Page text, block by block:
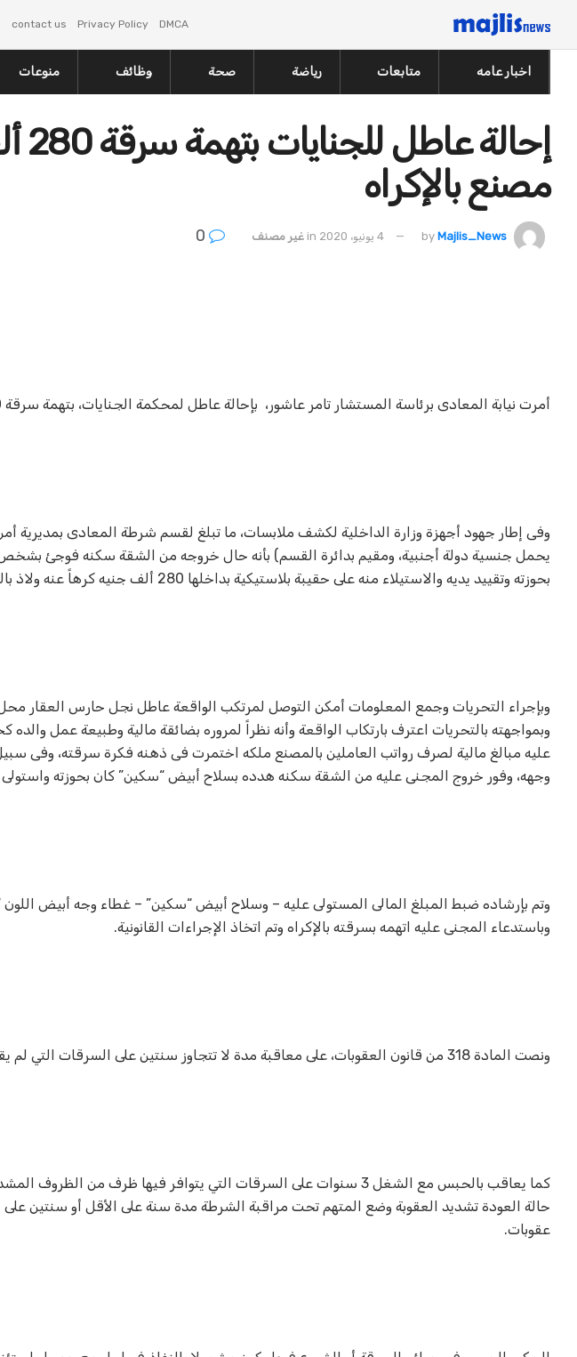
DMCA
Privacy Policy
contact us
اخبار عامه متابعات رياضة صحة وظائف منوعات
مصنع بالإكراه
by Majlis_News 4 يونيو، 2020 in غير مصنف
أمرت نيابة المعادى برئاسة المستشار تامر عاشور، بإحالة عاطل لمحكمة الجنايات، بتهمة سرقة 280 ألف جنيه من صاحب مصنع بالإكراه.
وفى إطار جهود أجهزة وزارة الداخلية لكشف ملابسات، ما تبلغ لقسم شرطة المعادى
يحمل جنسية دولة أجنبية، ومقيم بدائرة القسم) بأنه حال خروجه من الشقة سكنه فوجئ
بحوزته وتقييد يديه والاستيلاء منه على حقيبة بلاستيكية بداخلها 280 ألف جنيه كرهاً عنه ولاذ بالفرار.
وبإجراء التحريات وجمع المعلومات أمكن التوصل لمرتكب الواقعة عاطل نجل حارس العقار
وبمواجهته بالتحريات اعترف بارتكاب الواقعة وأنه نظراً لمروره بضائقة مالية وطبيعة عمل
عليه مبالغ مالية لصرف رواتب العاملين بالمصنع ملكه اختمرت فى ذهنه فكرة سرقته، وفى
وجهه، وفور خروج المجنى عليه من الشقة سكنه هدده بسلاح أبيض “سكين” كان بحوزته واستولى
وتم بإرشاده ضبط المبلغ المالى المستولى عليه – وسلاح أبيض “سكين” – غطاء وجه أبيض
وباستدعاء المجنى عليه اتهمه بسرقته بالإكراه وتم اتخاذ الإجراءات القانونية.
ونصت المادة 318 من قانون العقوبات، على معاقبة مدة لا تتجاوز سنتين على السرقات التي لم يقترن بظرف من الظروف المشددة.
عقوبات.